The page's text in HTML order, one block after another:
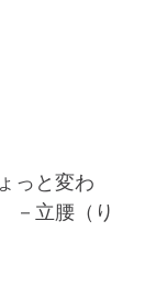
っと変わ
り